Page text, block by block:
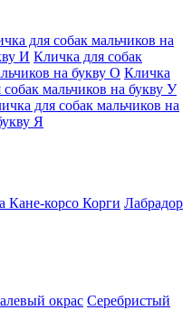
для собак мальчиков на
И Кличка для собак
на букву О Кличка
мальчиков на букву У
для собак мальчиков на
Я
Кане-корсо Корги Лабрадор
окрас Серебристый